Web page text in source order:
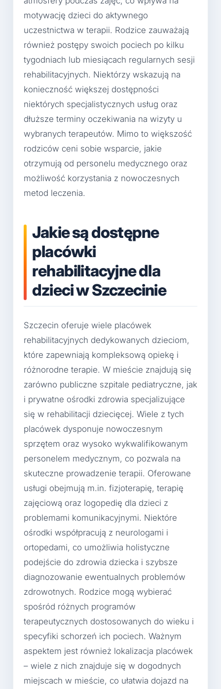
motywację dzieci do aktywnego
uczestnictwa w terapii. Rodzice zauważają
również postępy swoich pociech po kilku
tygodniach lub miesiącach regularnych sesji
rehabilitacyjnych. Niektórzy wskazują na
konieczność większej dostępności
niektórych specjalistycznych usług oraz
dłuższe terminy oczekiwania na wizyty u
wybranych terapeutów. Mimo to większość
rodziców ceni sobie wsparcie, jakie
otrzymują od personelu medycznego oraz
możliwość korzystania z nowoczesnych
metod leczenia.
Jakie są dostępne
placówki
rehabilitacyjne dla
dzieci w Szczecinie
Szczecin oferuje wiele placówek
rehabilitacyjnych dedykowanych dzieciom,
które zapewniają kompleksową opiekę i
różnorodne terapie. W mieście znajdują się
zarówno publiczne szpitale pediatryczne, jak
i prywatne ośrodki zdrowia specjalizujące
się w rehabilitacji dziecięcej. Wiele z tych
placówek dysponuje nowoczesnym
sprzętem oraz wysoko wykwalifikowanym
personelem medycznym, co pozwala na
skuteczne prowadzenie terapii. Oferowane
usługi obejmują m.in. fizjoterapię, terapię
zajęciową oraz logopedię dla dzieci z
problemami komunikacyjnymi. Niektóre
ośrodki współpracują z neurologami i
ortopedami, co umożliwia holistyczne
podejście do zdrowia dziecka i szybsze
diagnozowanie ewentualnych problemów
zdrowotnych. Rodzice mogą wybierać
spośród różnych programów
terapeutycznych dostosowanych do wieku i
specyfiki schorzeń ich pociech. Ważnym
aspektem jest również lokalizacja placówek
– wiele z nich znajduje się w dogodnych
miejscach w mieście, co ułatwia dojazd na